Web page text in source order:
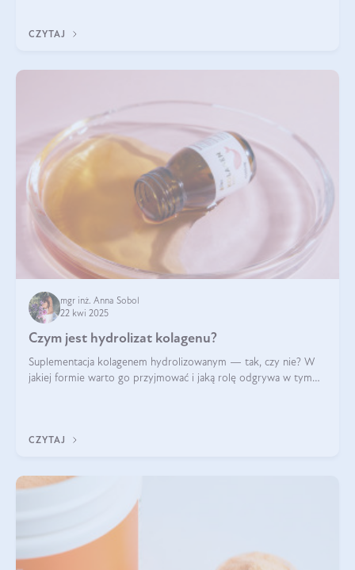
CZYTAJ
mgr inż. Anna Sobol
22 kwi 2025
Czym jest hydrolizat kolagenu?
Suplementacja kolagenem hydrolizowanym — tak, czy nie? W
jakiej formie warto go przyjmować i jaką rolę odgrywa w tym
CZYTAJ